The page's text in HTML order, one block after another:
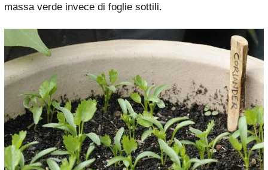
massa verde invece di foglie sottili.